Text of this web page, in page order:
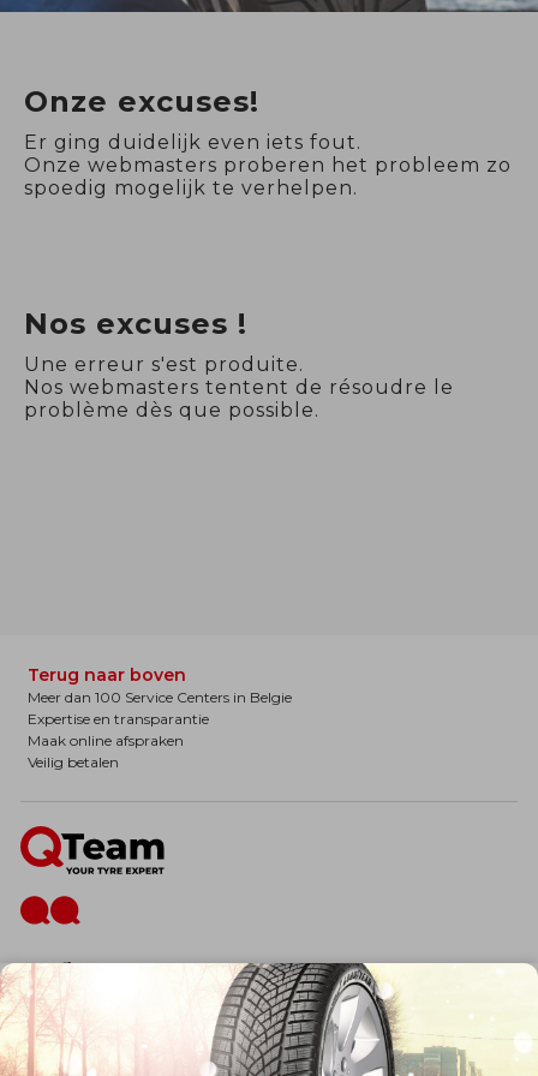
Onze excuses!
Er ging duidelijk even iets fout.
Onze webmasters proberen het probleem zo
spoedig mogelijk te verhelpen.
Nos excuses !
Une erreur s'est produite.
Nos webmasters tentent de résoudre le
problème dès que possible.
Terug naar boven
Meer dan 100 Service Centers in Belgie
Expertise en transparantie
Maak online afspraken
Veilig betalen
De firma
Wie zijn wij?
Blog
Onze dienstverlening